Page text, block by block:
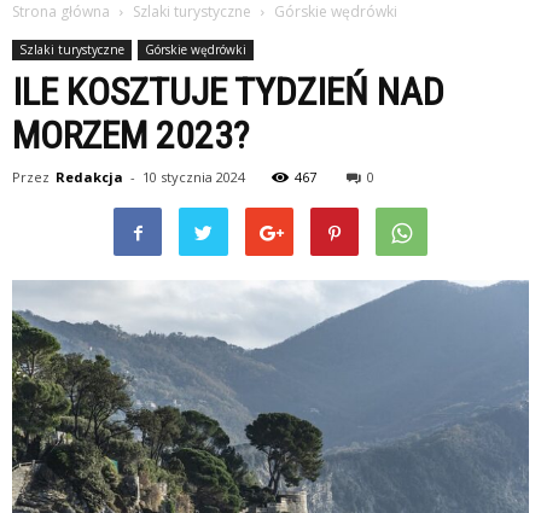
Strona główna Szlaki turystyczne Górskie wędrówki
Szlaki turystyczne Górskie wędrówki
ILE KOSZTUJE TYDZIEŃ NAD
MORZEM 2023?
Przez Redakcja - 10 stycznia 2024 467 0